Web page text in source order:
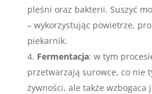
pleśni oraz bakterii. Suszyć
– wykorzystując powietrze,
piekarnik.
Fermentacja: w tym
przetwarzają surowce, co nie
żywności, ale także wzbogaca